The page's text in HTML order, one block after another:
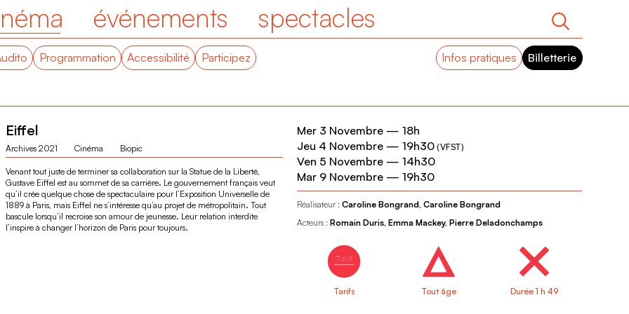
événements spectacles
Programmation Accessibilité Participez Infos pratiques Billetterie
Eiffel
Archives 2021 Cinéma Biopic
Venant tout juste de terminer sa collaboration sur la Statue de la Liberté,
Gustave Eiffel est au sommet de sa carrière. Le gouvernement français veut
qu’il crée quelque chose de spectaculaire pour l’Exposition Universelle de
1889 à Paris, mais Eiffel ne s’intéresse qu’au projet de métropolitain. Tout
bascule lorsqu’il recroise son amour de jeunesse. Leur relation interdite
l’inspire à changer l’horizon de Paris pour toujours.
Mer 3 Novembre— 18h
Jeu 4 Novembre— 19h30(VFST)
Ven 5 Novembre— 14h30
Mar 9 Novembre— 19h30
Réalisateur : Caroline Bongrand, Caroline Bongrand
Acteurs : Romain Duris, Emma Mackey, Pierre Deladonchamps
Tarifs Tout âge Durée 1 h 49